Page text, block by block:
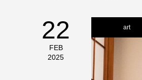
22
FEB
2025
art